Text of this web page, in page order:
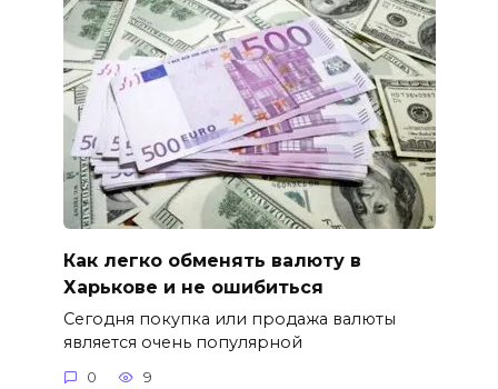
Как легко обменять валюту в
Харькове и не ошибиться
Сегодня покупка или продажа валюты
является очень популярной
0 9